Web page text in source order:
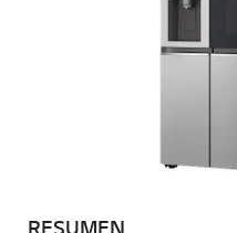
RESUMEN